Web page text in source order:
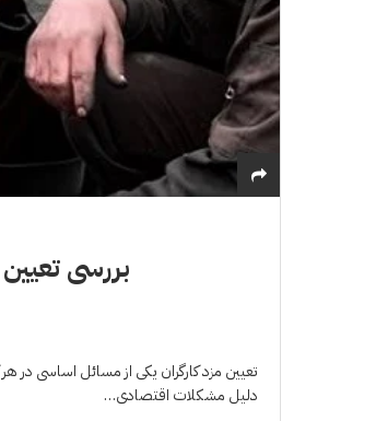
بررسی تعیین
تعیین مزد کارگران یکی از مسائل اساسی در
دلیل مشکلات اقتصادی…